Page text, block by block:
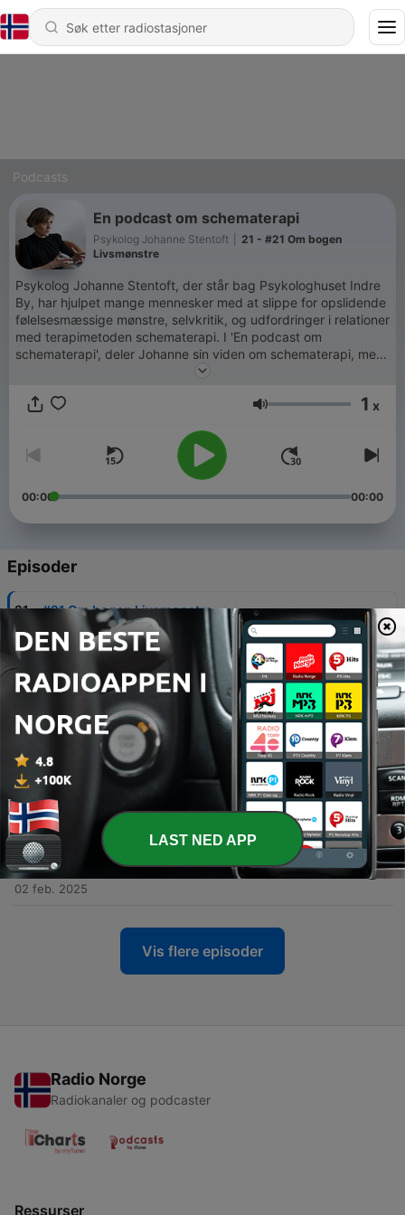
Podcasts
En podcast om schematerapi
Psykolog Johanne Stentoft
21 - #21 Om bogen
Livsmønstre
Psykolog Johanne Stentoft, der står bag Psykologhuset Indre
By, har hjulpet mange mennesker med at slippe for opslidende
følelsesmæssige mønstre, selvkritik, og udfordringer i relationer
med terapimetoden schematerapi. I 'En podcast om
schematerapi', deler Johanne sin viden om schematerapi, med
tips og tricks til hvordan du kan få det bedre med dig selv,
angstsymptomer til dating.I podcastens afsnit inviterer
Volum 1 x
00:00 00:00
Episoder
21 - #21 Om bogen Livsmønstre
18 okt. 2025
#20 Metakognitiv terapi
31 aug. 2025
19 - #19 Følelser og schematerapi
18 - #18Med Randi Øibakken- om
Trivselskomissionens rapport
13 mars 2025
17 - #17 Når du altid tager ansvar- og glemmer dig selv
(om parentification)
02 feb. 2025
Vis flere episoder
Radio Norge
Radiokanaler og podcaster
Ressurser
LAST NED APP